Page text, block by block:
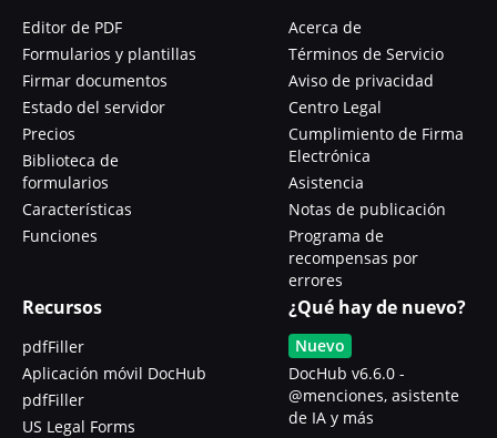
Editor de PDF
Formularios y plantillas
Firmar documentos
Estado del servidor
Precios
Biblioteca de
formularios
Características
Funciones
Acerca de
Términos de Servicio
Aviso de privacidad
Centro Legal
Cumplimiento de Firma
Electrónica
Asistencia
Notas de publicación
Programa de
recompensas por
errores
Recursos
pdfFiller
Aplicación móvil DocHub
pdfFiller
US Legal Forms
¿Qué hay de nuevo?
Nuevo
DocHub v6.6.0 -
@menciones, asistente
de IA y más